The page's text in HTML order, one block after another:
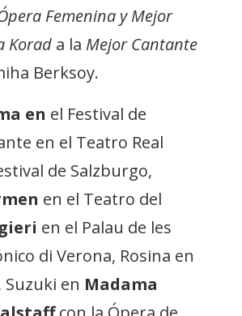
Femenina y Mejor
Korad a la Mejor Cantante
Berksoy.
en el Festival de
en el Teatro Real
de Salzburgo,
en el Teatro del
en el Palau de les
di Verona, Rosina en
Suzuki en Madama